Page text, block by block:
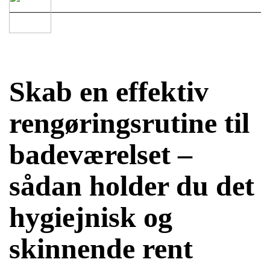
Skab en effektiv
rengøringsrutine til
badeværelset –
sådan holder du det
hygiejnisk og
skinnende rent